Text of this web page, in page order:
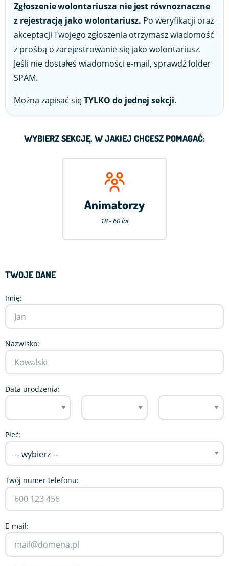
Zgłoszenie wolontariusza nie jest równoznaczne
z rejestracją jako wolontariusz. Po weryfikacji oraz
akceptacji Twojego zgłoszenia otrzymasz wiadomość
z prośbą o zarejestrowanie się jako wolontariusz.
Jeśli nie dostałeś wiadomości e-mail, sprawdź folder
SPAM.
Można zapisać sięTYLKO do jednej sekcji.
WYBIERZ SEKCJĘ, W JAKIEJ CHCESZ POMAGAĆ:
Animatorzy
18 - 60 lat
TWOJE DANE
Imię:
Nazwisko:
Data urodzenia:
Płeć:
Twój numer telefonu:
E-mail: